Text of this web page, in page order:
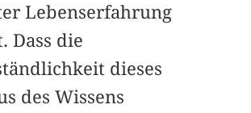
Lebenserfahrung
Dass die
dieses
des Wissens